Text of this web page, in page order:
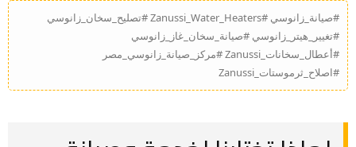
#صيانة_زانوسي #Zanussi_Water_Heaters #تصليح_سخان_زانوسي
#تغيير_هيتر_زانوسي #صيانة_سخان_غاز_زانوسي
#أعطال_سخانات_Zanussi #مركز_صيانة_زانوسي_مصر
#اصلاح_ثرموستات_Zanussi